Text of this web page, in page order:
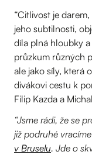
“Citlivost je
jeho subtilnosti,
díla plná hloubky
průzkum různých
ale jako síly, která
divákovi cestu k
Filip Kazda a
“Jsme rádi, že se
již podruhé
v Bruselu. Jde o